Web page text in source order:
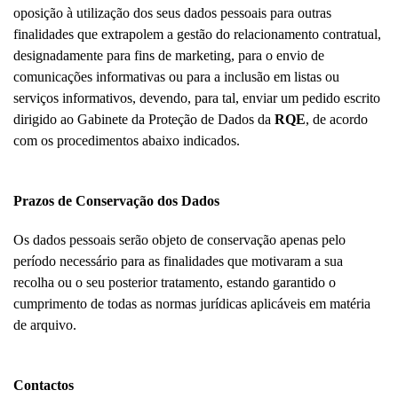
oposição à utilização dos seus dados pessoais para outras
finalidades que extrapolem a gestão do relacionamento contratual,
designadamente para fins de marketing, para o envio de
comunicações informativas ou para a inclusão em listas ou
serviços informativos, devendo, para tal, enviar um pedido escrito
dirigido ao Gabinete da Proteção de Dados da RQE, de acordo
com os procedimentos abaixo indicados.
Prazos de Conservação dos Dados
Os dados pessoais serão objeto de conservação apenas pelo
período necessário para as finalidades que motivaram a sua
recolha ou o seu posterior tratamento, estando garantido o
cumprimento de todas as normas jurídicas aplicáveis em matéria
de arquivo.
Contactos